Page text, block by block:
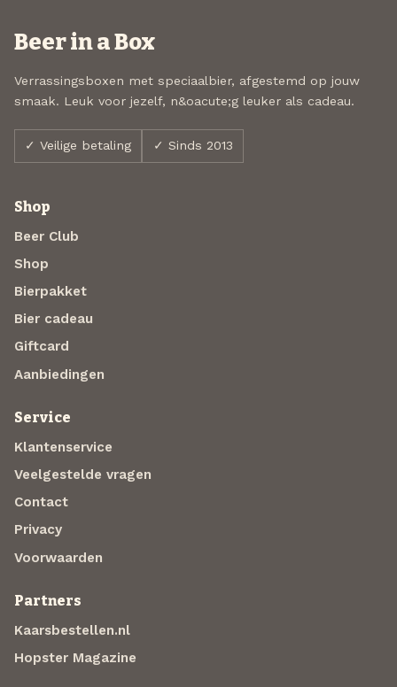
Beer in a Box
Verrassingsboxen met speciaalbier, afgestemd op jouw
smaak. Leuk voor jezelf, n&oacute;g leuker als cadeau.
✓ Veilige betaling ✓ Sinds 2013
Shop
Beer Club
Shop
Bierpakket
Bier cadeau
Giftcard
Aanbiedingen
Service
Klantenservice
Veelgestelde vragen
Contact
Privacy
Voorwaarden
Partners
Kaarsbestellen.nl
Hopster Magazine